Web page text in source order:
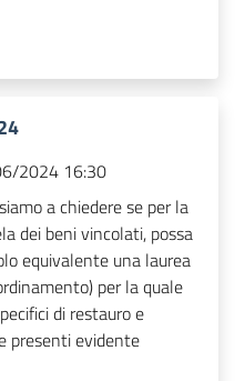
2024 16:30
a chiedere se per la
dei beni vincolati, possa
equivalente una laurea
per la quale
di restauro e
presenti evidente